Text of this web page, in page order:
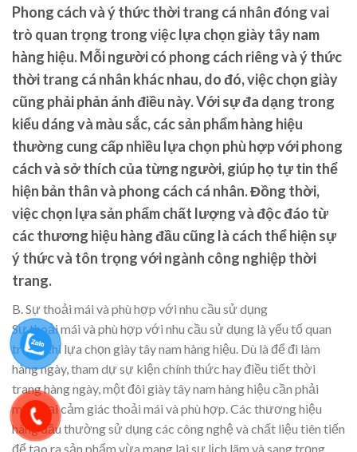
Phong cách và ý thức thời trang cá nhân đóng vai
trò quan trọng trong việc lựa chọn giày tây nam
hàng hiệu. Mỗi người có phong cách riêng và ý thức
thời trang cá nhân khác nhau, do đó, việc chọn giày
cũng phải phản ánh điều này. Với sự đa dạng trong
kiểu dáng và màu sắc, các sản phẩm hàng hiệu
thường cung cấp nhiều lựa chọn phù hợp với phong
cách và sở thích của từng người, giúp họ tự tin thể
hiện bản thân và phong cách cá nhân. Đồng thời,
việc chọn lựa sản phẩm chất lượng và độc đáo từ
các thương hiệu hàng đầu cũng là cách thể hiện sự
ý thức và tôn trọng với ngành công nghiệp thời
trang.
B. Sự thoải mái và phù hợp với nhu cầu sử dụng
Sự thoải mái và phù hợp với nhu cầu sử dụng là yếu tố quan
trọng khi lựa chọn giày tây nam hàng hiệu. Dù là để đi làm
hàng ngày, tham dự sự kiện chính thức hay điều tiết thời
trang hàng ngày, một đôi giày tây nam hàng hiệu cần phải
mang lại cảm giác thoải mái và phù hợp. Các thương hiệu
hàng đầu thường sử dụng các công nghệ và chất liệu tiên tiến
để tạo ra sản phẩm vừa mang lại sự lịch lãm và sang trọng,